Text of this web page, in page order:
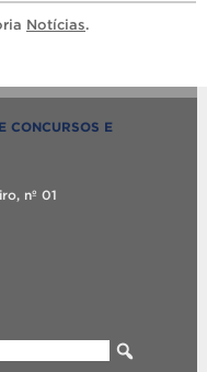
Notícias.
CONCURSOS E
nº 01